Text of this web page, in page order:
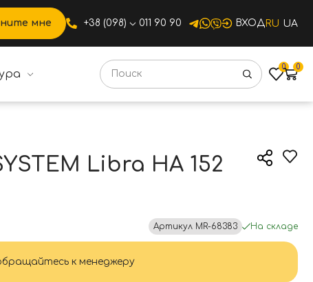
мне +38 (098) 011 90 90 ВХОД RU UA
0 0
HA 152 RO12 CR хром
Libra HA 152
Артикул MR-68383 На складе
к менеджеру